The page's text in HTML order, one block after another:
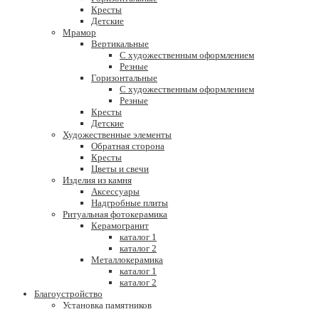
Кресты
Детские
Мрамор
Вертикальные
С художественным оформлением
Резные
Горизонтальные
С художественным оформлением
Резные
Кресты
Детские
Художественные элементы
Обратная сторона
Кресты
Цветы и свечи
Изделия из камня
Аксессуары
Надгробные плиты
Ритуальная фотокерамика
Керамогранит
каталог 1
каталог 2
Металлокерамика
каталог 1
каталог 2
Благоустройство
Установка памятников